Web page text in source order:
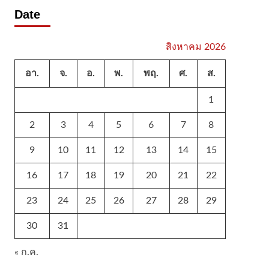
Date
สิงหาคม 2026
อา. จ. อ. พ. พฤ. ศ. ส.
1
2 3 4 5 6 7 8
9 10 11 12 13 14 15
16 17 18 19 20 21 22
23 24 25 26 27 28 29
30 31
« ก.ค.